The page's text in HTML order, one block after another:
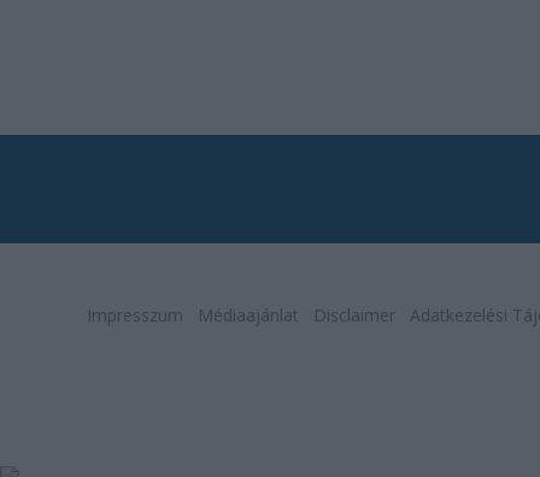
Impresszum Médiaajánlat Disclaimer Adatkezelési